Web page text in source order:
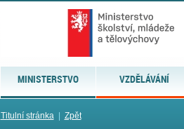
MINISTERSTVO VZDĚLÁVÁNÍ
Titulní stránka| Zpět